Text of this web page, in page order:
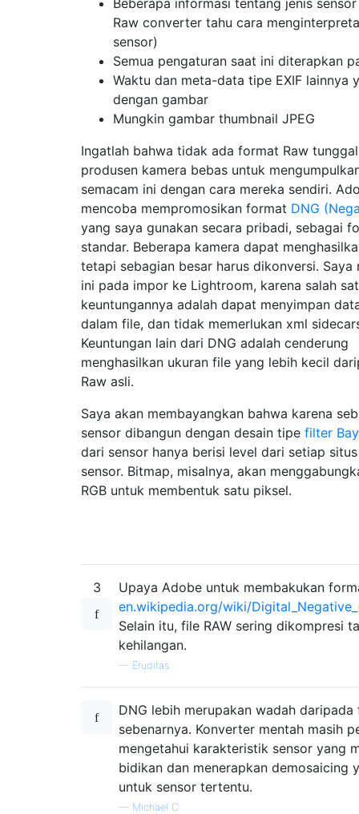
Raw converter tahu cara
sensor)
Semua pengaturan saat ini diterapkan
Waktu dan meta-data tipe EXIF ​​lainnya
dengan gambar
Mungkin gambar thumbnail JPEG
Ingatlah bahwa tidak ada format Raw
produsen kamera bebas untuk
semacam ini dengan cara mereka sendiri.
mencoba mempromosikan format DNG
yang saya gunakan secara pribadi, sebagai
standar. Beberapa kamera dapat
tetapi sebagian besar harus dikonversi. Saya
ini pada impor ke Lightroom, karena salah
keuntungannya adalah dapat menyimpan
dalam file, dan tidak memerlukan xml
Keuntungan lain dari DNG adalah cenderung
menghasilkan ukuran file yang lebih kecil
Raw asli.
Saya akan membayangkan bahwa karena
sensor dibangun dengan desain tipe filter
dari sensor hanya berisi level dari setiap
sensor. Bitmap, misalnya, akan
RGB untuk membentuk satu piksel.
3
Upaya Adobe untuk membakukan
en.wikipedia.org/wiki/
Selain itu, file RAW sering dikompresi
kehilangan.
— Eruditas
DNG lebih merupakan wadah
sebenarnya. Konverter mentah masih
mengetahui karakteristik sensor yang
bidikan dan menerapkan demosaicing
untuk sensor tertentu.
— Michael C